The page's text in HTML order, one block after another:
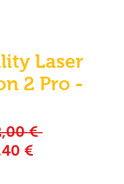
Laser
2 Pro -
€
€